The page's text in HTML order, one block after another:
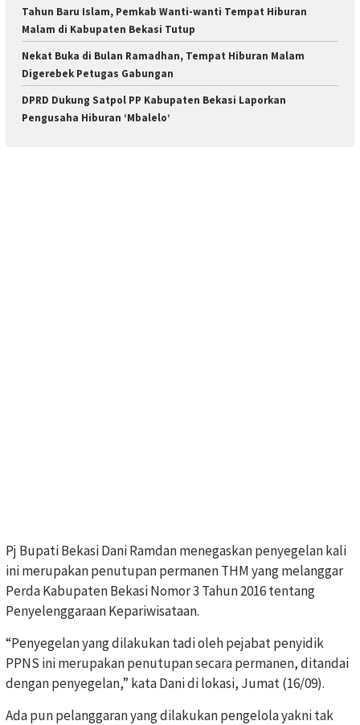
Tahun Baru Islam, Pemkab Wanti-wanti Tempat Hiburan
Malam di Kabupaten Bekasi Tutup
Nekat Buka di Bulan Ramadhan, Tempat Hiburan Malam
Digerebek Petugas Gabungan
DPRD Dukung Satpol PP Kabupaten Bekasi Laporkan
Pengusaha Hiburan ‘Mbalelo’
Pj Bupati Bekasi Dani Ramdan menegaskan penyegelan kali
ini merupakan penutupan permanen THM yang melanggar
Perda Kabupaten Bekasi Nomor 3 Tahun 2016 tentang
Penyelenggaraan Kepariwisataan.
“Penyegelan yang dilakukan tadi oleh pejabat penyidik
PPNS ini merupakan penutupan secara permanen, ditandai
dengan penyegelan,” kata Dani di lokasi, Jumat (16/09).
Ada pun pelanggaran yang dilakukan pengelola yakni tak